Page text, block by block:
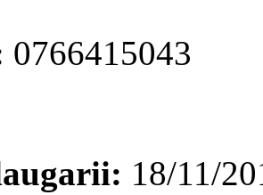
0766415043
18/11/